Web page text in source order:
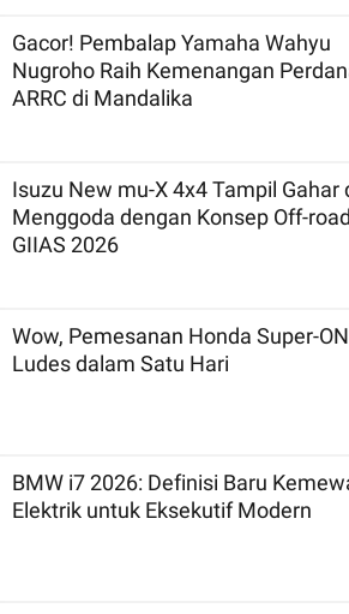
Gacor! Pembalap Yamaha Wahyu
Nugroho Raih Kemenangan
ARRC di Mandalika
Isuzu New mu-X 4x4 Tampil Gahar
Menggoda dengan Konsep Off-
GIIAS 2026
Wow, Pemesanan Honda Super-
Ludes dalam Satu Hari
BMW i7 2026: Definisi Baru
Elektrik untuk Eksekutif Modern